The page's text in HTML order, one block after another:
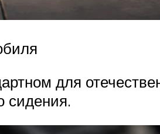
для
сидения.